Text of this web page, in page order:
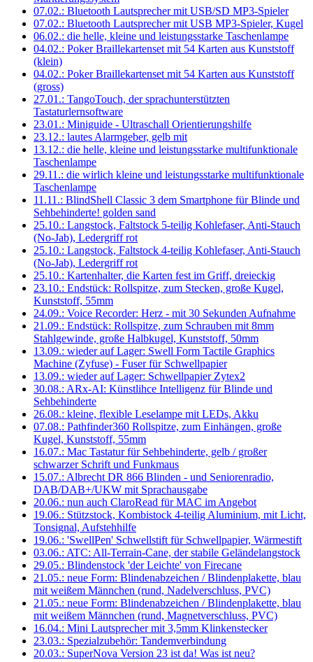
07.02.: Bluetooth Lautsprecher mit USB/SD MP3-Spieler
07.02.: Bluetooth Lautsprecher mit USB MP3-Spieler, Kugel
06.02.: die helle, kleine und leistungsstarke Taschenlampe
04.02.: Poker Braillekartenset mit 54 Karten aus Kunststoff
(klein)
04.02.: Poker Braillekartenset mit 54 Karten aus Kunststoff
(gross)
27.01.: TangoTouch, der sprachunterstützten
Tastaturlernsoftware
23.01.: Miniguide - Ultraschall Orientierungshilfe
23.12.: lautes Alarmgeber, gelb mit
13.12.: die helle, kleine und leistungsstarke multifunktionale
Taschenlampe
29.11.: die wirlich kleine und leistungsstarke multifunktionale
Taschenlampe
11.11.: BlindShell Classic 3 dem Smartphone für Blinde und
Sehbehinderte! golden sand
25.10.: Langstock, Faltstock 5-teilig Kohlefaser, Anti-Stauch
(No-Jab), Ledergriff rot
25.10.: Langstock, Faltstock 4-teilig Kohlefaser, Anti-Stauch
(No-Jab), Ledergriff rot
25.10.: Kartenhalter, die Karten fest im Griff, dreieckig
23.10.: Endstück: Rollspitze, zum Stecken, große Kugel,
Kunststoff, 55mm
24.09.: Voice Recorder: Herz - mit 30 Sekunden Aufnahme
21.09.: Endstück: Rollspitze, zum Schrauben mit 8mm
Stahlgewinde, große Halbkugel, Kunststoff, 50mm
13.09.: wieder auf Lager: Swell Form Tactile Graphics
Machine (Zyfuse) - Fuser für Schwellpapier
13.09.: wieder auf Lager: Schwellpapier Zytex2
30.08.: ARx-AI: Künstlihce Intelligenz für Blinde und
Sehbehinderte
26.08.: kleine, flexible Leselampe mit LEDs, Akku
07.08.: Pathfinder360 Rollspitze, zum Einhängen, große
Kugel, Kunststoff, 55mm
16.07.: Mac Tastatur für Sehbehinderte, gelb / großer
schwarzer Schrift und Funkmaus
15.07.: Albrecht DR 866 Blinden - und Seniorenradio,
DAB/DAB+/UKW mit Sprachausgabe
20.06.: nun auch ClaroRead für MAC im Angebot
19.06.: Stützstock, Kombistock 4-teilig Aluminium, mit Licht,
Tonsignal, Aufstehhilfe
19.06.: 'SwellPen' Schwellstift für Schwellpapier, Wärmestift
03.06.: ATC: All-Terrain-Cane, der stabile Geländelangstock
29.05.: Blindenstock 'der Leichte' von Firecane
21.05.: neue Form: Blindenabzeichen / Blindenplakette, blau
mit weißem Männchen (rund, Nadelverschluss, PVC)
21.05.: neue Form: Blindenabzeichen / Blindenplakette, blau
mit weißem Männchen (rund, Magnetverschluss, PVC)
16.04.: Mini Lautsprecher mit 3,5mm Klinkenstecker
23.03.: Spezialzubehör: Tandemverbindung
20.03.: SuperNova Version 23 ist da! Was ist neu?